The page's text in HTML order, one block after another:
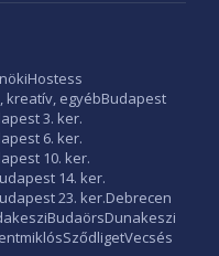
Hostess
kreatív, egyébBudapest
3. ker.
6. ker.
10. ker.
14. ker.
23. ker.Debrecen
BudaörsDunakeszi
SződligetVecsés